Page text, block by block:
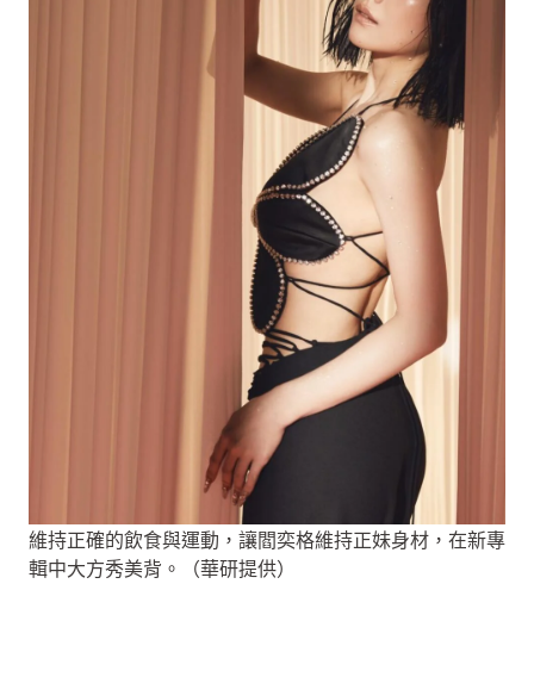
維持正確的飲食與運動，讓閻奕格維持正妹身材，在新專
輯中大方秀美背。（華研提供）